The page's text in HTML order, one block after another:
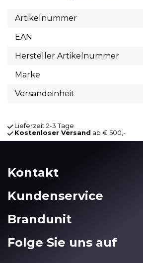
Artikelnummer
EAN
Hersteller Artikelnummer
Marke
Versandeinheit
Lieferzeit 2-3 Tage
Kostenloser Versand ab € 500,-
Kontakt
Kundenservice
Brandunit
Folge Sie uns auf